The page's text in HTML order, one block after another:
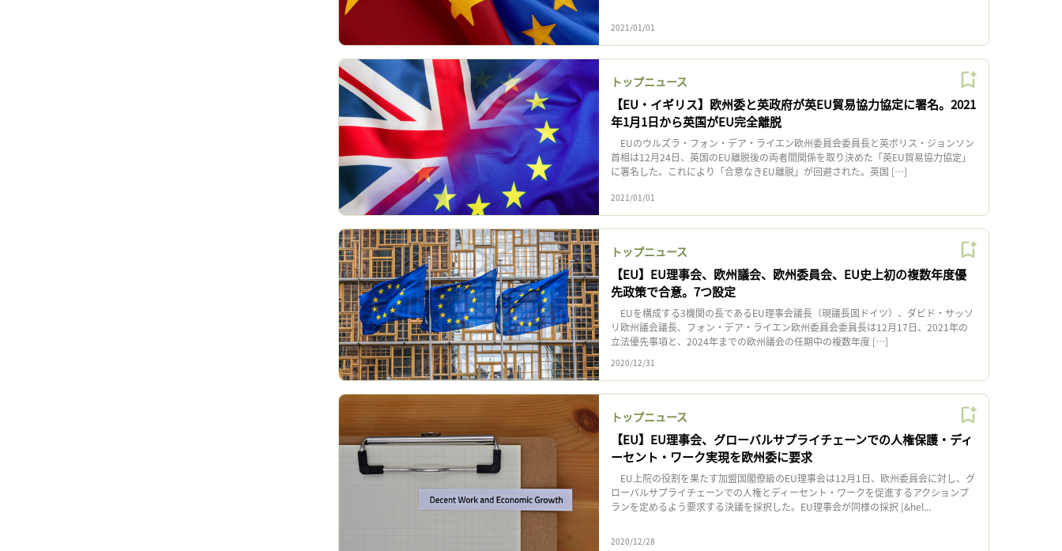
2021/01/01
トップニュース
【EU・イギリス】欧州委と英政府が英EU貿易協力協定に署名。2021
年1月1日から英国がEU完全離脱
EUのウルズラ・フォン・デア・ライエン欧州委員会委員長と英ボリス・ジョンソン
首相は12月24日、英国のEU離脱後の両者間関係を取り決めた「英EU貿易協力協定」
に署名した。これにより「合意なきEU離脱」が回避された。英国 […]
2021/01/01
トップニュース
【EU】EU理事会、欧州議会、欧州委員会、EU史上初の複数年度優
先政策で合意。7つ設定
EUを構成する3機関の長であるEU理事会議長（現議長国ドイツ）、ダビド・サッソ
リ欧州議会議長、フォン・デア・ライエン欧州委員会委員長は12月17日、2021年の
立法優先事項と、2024年までの欧州議会の任期中の複数年度 […]
2020/12/31
トップニュース
【EU】EU理事会、グローバルサプライチェーンでの人権保護・ディ
ーセント・ワーク実現を欧州委に要求
EU上院の役割を果たす加盟国閣僚級のEU理事会は12月1日、欧州委員会に対し、グ
ローバルサプライチェーンでの人権とディーセント・ワークを促進するアクションプ
ランを定めるよう要求する決議を採択した。EU理事会が同様の採択 [&hel...
2020/12/28